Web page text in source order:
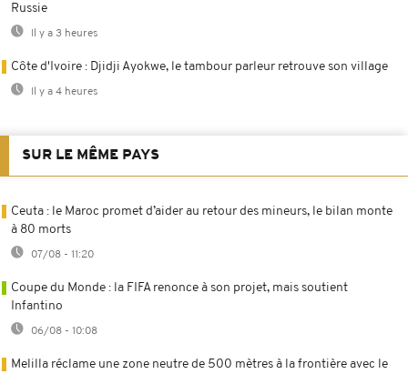
Russie
Il y a 3 heures
Côte d'Ivoire : Djidji Ayokwe, le tambour parleur retrouve son village
Il y a 4 heures
SUR LE MÊME PAYS
Ceuta : le Maroc promet d’aider au retour des mineurs, le bilan monte
à 80 morts
07/08 - 11:20
Coupe du Monde : la FIFA renonce à son projet, mais soutient
Infantino
06/08 - 10:08
Melilla réclame une zone neutre de 500 mètres à la frontière avec le